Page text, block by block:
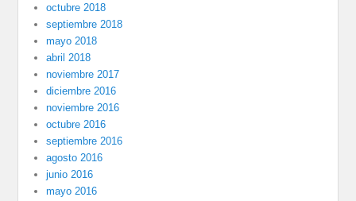
octubre 2018
septiembre 2018
mayo 2018
abril 2018
noviembre 2017
diciembre 2016
noviembre 2016
octubre 2016
septiembre 2016
agosto 2016
junio 2016
mayo 2016